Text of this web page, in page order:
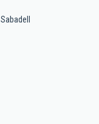
Sabadell